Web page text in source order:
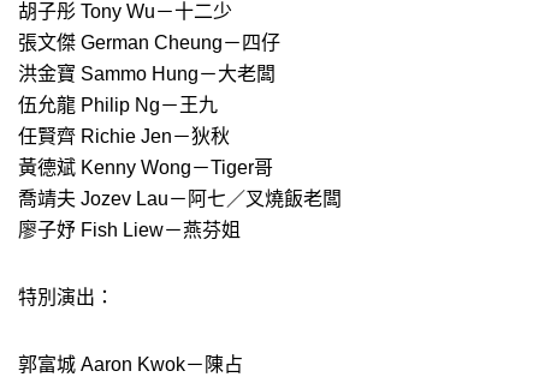
胡子彤 Tony Wu－十二少
張文傑 German Cheung－四仔
洪金寶 Sammo Hung－大老闆
伍允龍 Philip Ng－王九
任賢齊 Richie Jen－狄秋
黃德斌 Kenny Wong－Tiger哥
喬靖夫 Jozev Lau－阿七／叉燒飯老闆
廖子妤 Fish Liew－燕芬姐
特別演出：
郭富城 Aaron Kwok－陳占